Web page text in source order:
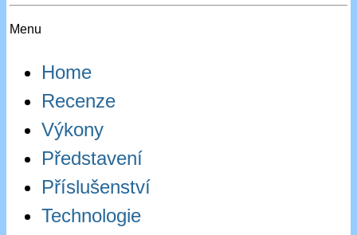
Menu
Home
Recenze
Výkony
Představení
Příslušenství
Technologie